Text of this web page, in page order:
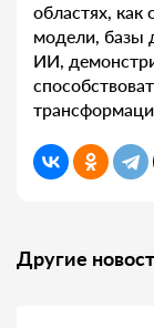
областях, как
модели, базы
ИИ,
Другие